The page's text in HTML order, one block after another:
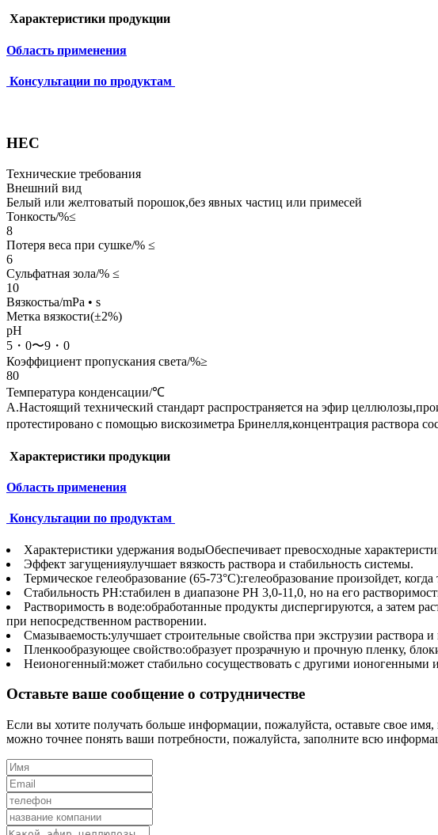
Характеристики продукции
Область применения
Консультации по продуктам
HEC
Технические требования
Внешний вид
Белый или желтоватый порошок,без явных частиц или примесей
Тонкость/%≤
8
Потеря веса при сушке/% ≤
6
Сульфатная зола/% ≤
10
Вязкостьa/mPa • s
Метка вязкости(±2%)
pH
5・0〜9・0
Коэффициент пропускания света/%≥
80
Температура конденсации/℃
А.Настоящий технический стандарт распространяется на эфир
протестировано с помощью вискозиметра Бринелля,концентрация раствора
Характеристики продукции
Область применения
Консультации по продуктам
Характеристики удержания водыОбеспечивает превосходные
Эффект загущенияулучшает вязкость раствора и стабильность системы.
Термическое гелеобразование (65-73°C):гелеобразование произойдет,
Стабильность PH:стабилен в диапазоне PH 3,0-11,0, но на его
Растворимость в воде:обработанные продукты диспергируются, а затем
при непосредственном растворении.
Смазываемость:улучшает строительные свойства при экструзии раствора
Пленкообразующее свойство:образует прозрачную и прочную пленку,
Неионогенный:может стабильно сосуществовать с другими
Оставьте ваше сообщение о сотрудничестве
Если вы хотите получать больше информации, пожалуйста, оставьте свое
можно точнее понять ваши потребности, пожалуйста, заполните всю